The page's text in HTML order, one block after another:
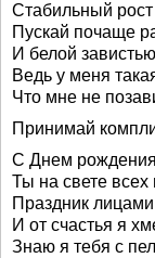
Стабильный
Пускай почаще
И белой
Ведь у меня
Что мне не
Принимай
С Днем
Ты на свете всех
Праздник лицами
И от счастья я
Знаю я тебя с